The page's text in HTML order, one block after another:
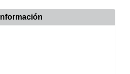
Información